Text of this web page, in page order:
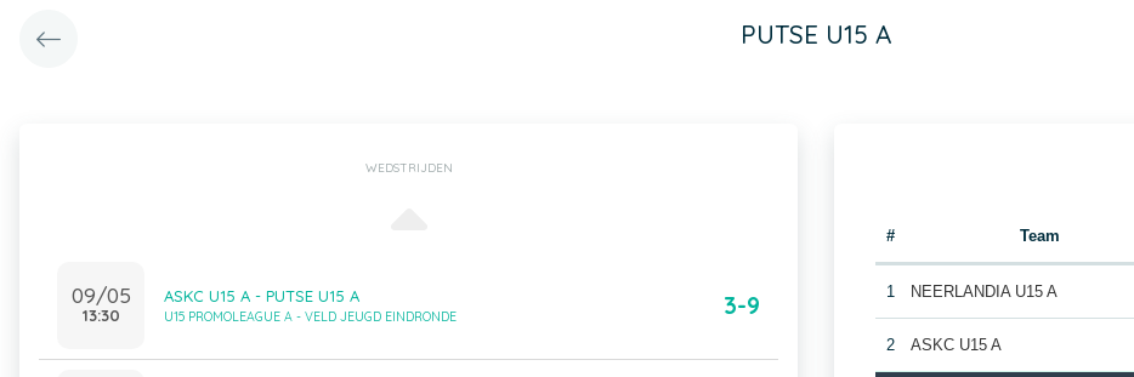
PUTSE U15 A
WEDSTRIJDEN
09/05
13:30
ASKC U15 A - PUTSE U15 A
U15 PROMOLEAGUE A - VELD JEUGD EINDRONDE 3-9
# Team
1 NEERLANDIA U15 A
2 ASKC U15 A